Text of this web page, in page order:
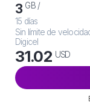
3 GB /
15 días
Sin límite de
Digicel
31.02 USD